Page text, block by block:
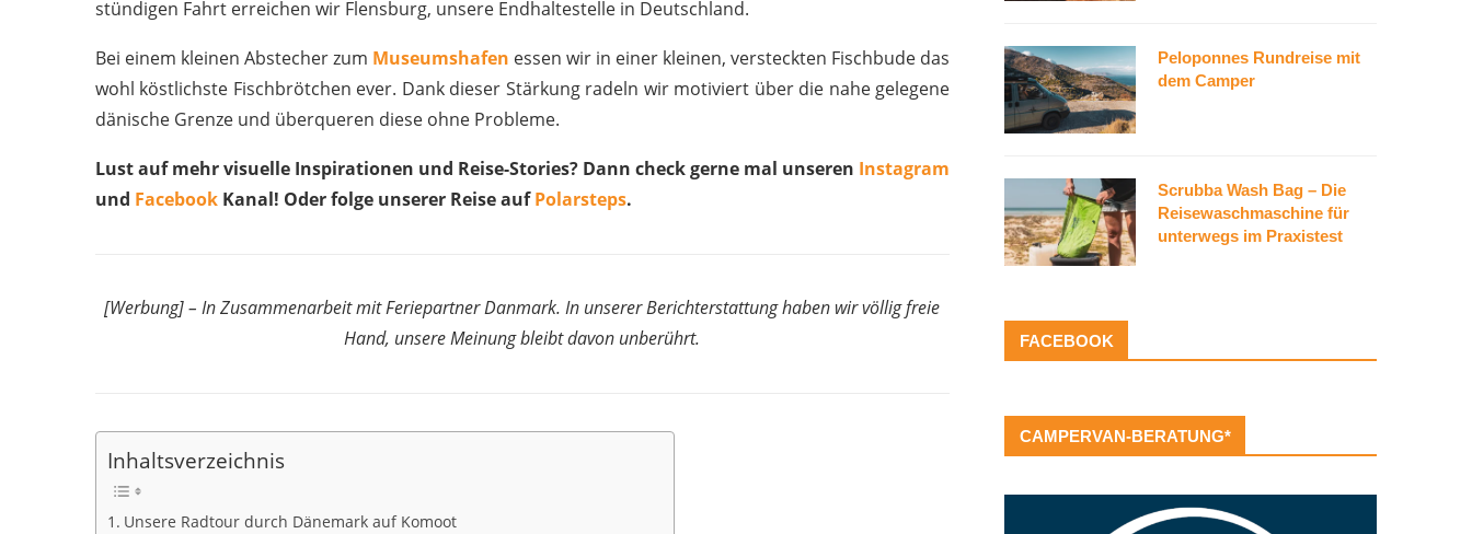
stündigen Fahrt erreichen wir Flensburg, unsere Endhaltestelle in Deutschland.
Bei einem kleinen Abstecher zum Museumshafen essen wir in einer kleinen, versteckten Fischbude das
wohl köstlichste Fischbrötchen ever. Dank dieser Stärkung radeln wir motiviert über die nahe gelegene
dänische Grenze und überqueren diese ohne Probleme.
Lust auf mehr visuelle Inspirationen und Reise-Stories? Dann check gerne mal unseren Instagram
und Facebook Kanal! Oder folge unserer Reise aufPolarsteps.
[Werbung] – In Zusammenarbeit mit Feriepartner Danmark. In unserer Berichterstattung haben wir völlig freie
Hand, unsere Meinung bleibt davon unberührt.
Inhaltsverzeichnis
Unsere Radtour durch Dänemark auf Komoot
Peloponnes Rundreise mit
dem Camper
Scrubba Wash Bag – Die
Reisewaschmaschine für
unterwegs im Praxistest
FACEBOOK
CAMPERVAN-BERATUNG*